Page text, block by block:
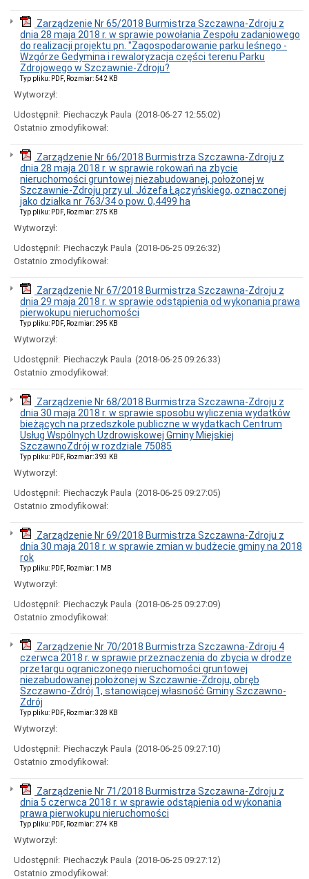
Zarządzenie Nr 65/2018 Burmistrza Szczawna-Zdroju z
dnia 28 maja 2018 r. w sprawie powołania Zespołu zadaniowego
do realizacji projektu pn. "Zagospodarowanie parku leśnego -
Wzgórze Gedymina i rewaloryzacja części terenu Parku
Zdrojowego w Szczawnie-Zdroju?
Typ pliku: PDF, Rozmiar: 542 KB
Wytworzył:
Udostępnił: Piechaczyk Paula (2018-06-27 12:55:02)
Ostatnio zmodyfikował:
Zarządzenie Nr 66/2018 Burmistrza Szczawna-Zdroju z
dnia 28 maja 2018 r. w sprawie rokowań na zbycie
nieruchomości gruntowej niezabudowanej, położonej w
Szczawnie-Zdroju przy ul. Józefa Łączyńskiego, oznaczonej
jako działka nr 763/34 o pow. 0,4499 ha
Typ pliku: PDF, Rozmiar: 275 KB
Wytworzył:
Udostępnił: Piechaczyk Paula (2018-06-25 09:26:32)
Ostatnio zmodyfikował:
Zarządzenie Nr 67/2018 Burmistrza Szczawna-Zdroju z
dnia 29 maja 2018 r. w sprawie odstąpienia od wykonania prawa
pierwokupu nieruchomości
Typ pliku: PDF, Rozmiar: 295 KB
Wytworzył:
Udostępnił: Piechaczyk Paula (2018-06-25 09:26:33)
Ostatnio zmodyfikował:
Zarządzenie Nr 68/2018 Burmistrza Szczawna-Zdroju z
dnia 30 maja 2018 r. w sprawie sposobu wyliczenia wydatków
bieżących na przedszkole publiczne w wydatkach Centrum
Usług Wspólnych Uzdrowiskowej Gminy Miejskiej
SzczawnoZdrój w rozdziale 75085
Typ pliku: PDF, Rozmiar: 393 KB
Wytworzył:
Udostępnił: Piechaczyk Paula (2018-06-25 09:27:05)
Ostatnio zmodyfikował:
Zarządzenie Nr 69/2018 Burmistrza Szczawna-Zdroju z
dnia 30 maja 2018 r. w sprawie zmian w budżecie gminy na 2018
rok
Typ pliku: PDF, Rozmiar: 1 MB
Wytworzył:
Udostępnił: Piechaczyk Paula (2018-06-25 09:27:09)
Ostatnio zmodyfikował:
Zarządzenie Nr 70/2018 Burmistrza Szczawna-Zdroju 4
czerwca 2018 r. w sprawie przeznaczenia do zbycia w drodze
przetargu ograniczonego nieruchomości gruntowej
niezabudowanej położonej w Szczawnie-Zdroju, obręb
Szczawno-Zdrój 1, stanowiącej własność Gminy Szczawno-
Zdrój
Typ pliku: PDF, Rozmiar: 328 KB
Wytworzył:
Udostępnił: Piechaczyk Paula (2018-06-25 09:27:10)
Ostatnio zmodyfikował:
Zarządzenie Nr 71/2018 Burmistrza Szczawna-Zdroju z
dnia 5 czerwca 2018 r. w sprawie odstąpienia od wykonania
prawa pierwokupu nieruchomości
Typ pliku: PDF, Rozmiar: 274 KB
Wytworzył:
Udostępnił: Piechaczyk Paula (2018-06-25 09:27:12)
Ostatnio zmodyfikował: